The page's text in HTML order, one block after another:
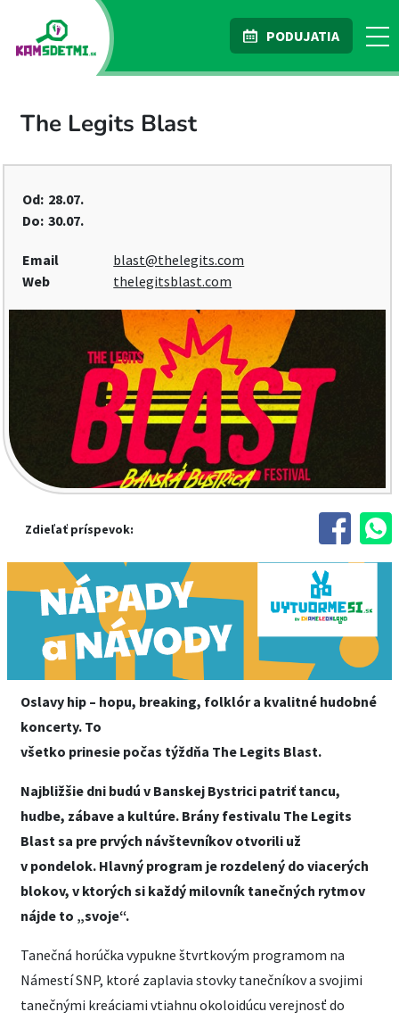
PODUJATIA
The Legits Blast
Od: 28.07.
Do: 30.07.
Email
blast@thelegits.com
Web
thelegitsblast.com
Zdieľať príspevok:
Oslavy hip – hopu, breaking, folklór a kvalitné hudobné
koncerty. To
všetko prinesie počas týždňa The Legits Blast.
Najbližšie dni budú v Banskej Bystrici patriť tancu,
hudbe, zábave a kultúre. Brány festivalu The Legits
Blast sa pre prvých návštevníkov otvorili už
v pondelok. Hlavný program je rozdelený do viacerých
blokov, v ktorých si každý milovník tanečných rytmov
nájde to „svoje“.
Tanečná horúčka vypukne štvrtkovým programom na
Námestí SNP, ktoré zaplavia stovky tanečníkov a svojimi
tanečnými kreáciami vtiahnu okoloidúcu verejnosť do